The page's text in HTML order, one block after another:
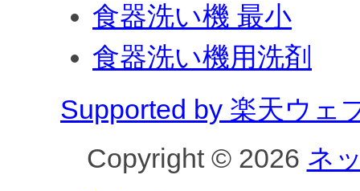
食器洗い機 最小
食器洗い機用洗剤
Supported by 楽天ウェ
Copyright © 2026 ネ